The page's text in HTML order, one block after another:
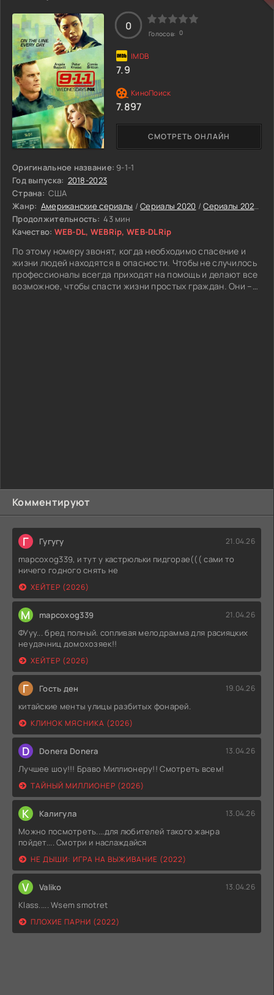
Комментируют
Г Гугугу 21.04.26
mapcoxog339, и тут у кастрюльки пидгорае((( сами то
ничего годного снять не
ХЕЙТЕР (2026)
M mapcoxog339 21.04.26
ФУуу... бред полный. сопливая мелодрамма для расияцких
неудачниц домохозяек!!
ХЕЙТЕР (2026)
Г Гость ден 19.04.26
китайские менты улицы разбитых фонарей.
КЛИНОК МЯСНИКА (2026)
D Donera Donera 13.04.26
Лучшее шоу!!! Браво Миллионеру!! Смотреть всем!
ТАЙНЫЙ МИЛЛИОНЕР (2026)
К Калигула 13.04.26
Можно посмотреть....для любителей такого жанра
пойдет.... Смотри и наслаждайся
НЕ ДЫШИ: ИГРА НА ВЫЖИВАНИЕ (2022)
V Valiko 13.04.26
Klass..... Wsem smotret
ПЛОХИЕ ПАРНИ (2022)
Оригинальное название: 9-1-1
Год выпуска: 2018-2023
Страна: США
Жанр: Американские сериалы /Сериалы 2020 /Сериалы 2021 /
Продолжительность: 43 мин
Качество: WEB-DL, WEBRip, WEB-DLRip
По этому номеру звонят, когда необходимо спасение и
жизни людей находятся в опасности. Чтобы не случилось
профессионалы всегда приходят на помощь и делают все
возможное, чтобы спасти жизни простых граждан. Они –
СМОТРЕТЬ ОНЛАЙН
0
Голосов: 0
7.9
7.897